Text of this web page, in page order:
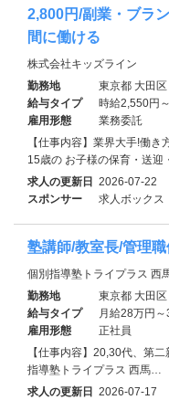
2,800円/副業・ブラ
間に働ける
株式会社キッズライン
勤務地
東京都 大田区
給与タイプ
時給2,550円～
雇用形態
業務委託
【仕事内容】業界大手!働
15歳の お子様の保育・送迎
求人の更新日 2026-07-22
スポンサー
求人ボックス
塾講師/教室長/管理
個別指導塾トライプラス 西
勤務地
東京都 大田区
給与タイプ
月給28万円～
雇用形態
正社員
【仕事内容】20,30代、第
指導塾トライプラス 西馬…
求人の更新日 2026-07-17